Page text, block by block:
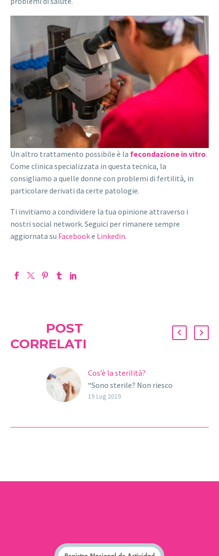
Un altro trattamento possibile è la fecondazione in vitro.
Come clinica specializzata in questa tecnica, la
consigliamo a quelle donne con problemi di fertilità, in
particolare derivati da certe patologie.
Ti invitiamo a condividere la tua opinione attraverso i
nostri social network. Seguici per rimanere sempre
aggiornata su Facebooke Linkedin.
POST
CORRELATI
Cos’è la sterilità?
“Sono sterile? Non riesco
a concepire un figlio?”.
19 Lug 2019